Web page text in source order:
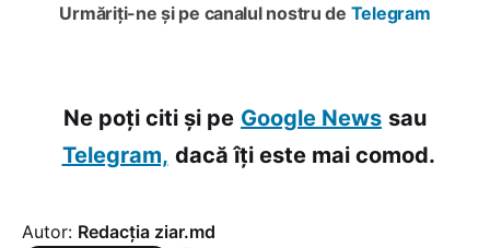
Urmăriți-ne și pe canalul nostru de Telegram
Ne poți citi și pe Google News sau
Telegram, dacă îți este mai comod.
Autor: Redacția ziar.md